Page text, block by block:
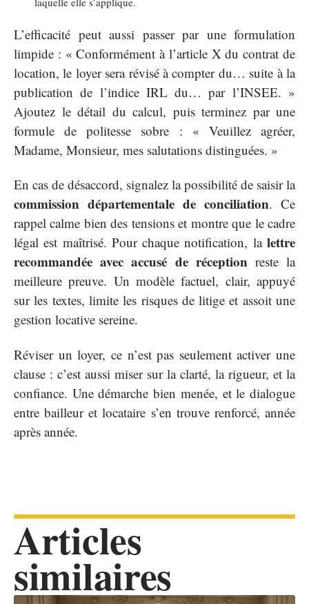
L’efficacité peut aussi passer par une formulation
limpide : « Conformément à l’article X du contrat de
location, le loyer sera révisé à compter du… suite à la
publication de l’indice IRL du… par l’INSEE. »
Ajoutez le détail du calcul, puis terminez par une
formule de politesse sobre : « Veuillez agréer,
Madame, Monsieur, mes salutations distinguées. »
En cas de désaccord, signalez la possibilité de saisir la
commission départementale de conciliation. Ce
rappel calme bien des tensions et montre que le cadre
légal est maîtrisé. Pour chaque notification, la lettre
recommandée avec accusé de réceptionreste la
meilleure preuve. Un modèle factuel, clair, appuyé
sur les textes, limite les risques de litige et assoit une
gestion locative sereine.
Réviser un loyer, ce n’est pas seulement activer une
clause : c’est aussi miser sur la clarté, la rigueur, et la
confiance. Une démarche bien menée, et le dialogue
entre bailleur et locataire s’en trouve renforcé, année
après année.
Articles
similaires